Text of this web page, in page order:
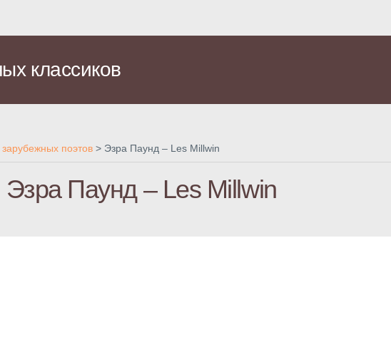
классиков
поэтов > Эзра Паунд – Les Millwin
Эзра Паунд – Les Millwin